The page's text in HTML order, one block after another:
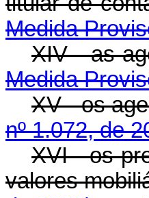
Medida
XIV - as
Medida
XV - os
nº 1.072, de
XVI - os
valores